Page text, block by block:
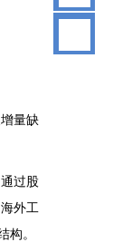
量缺
过股
外工
构。